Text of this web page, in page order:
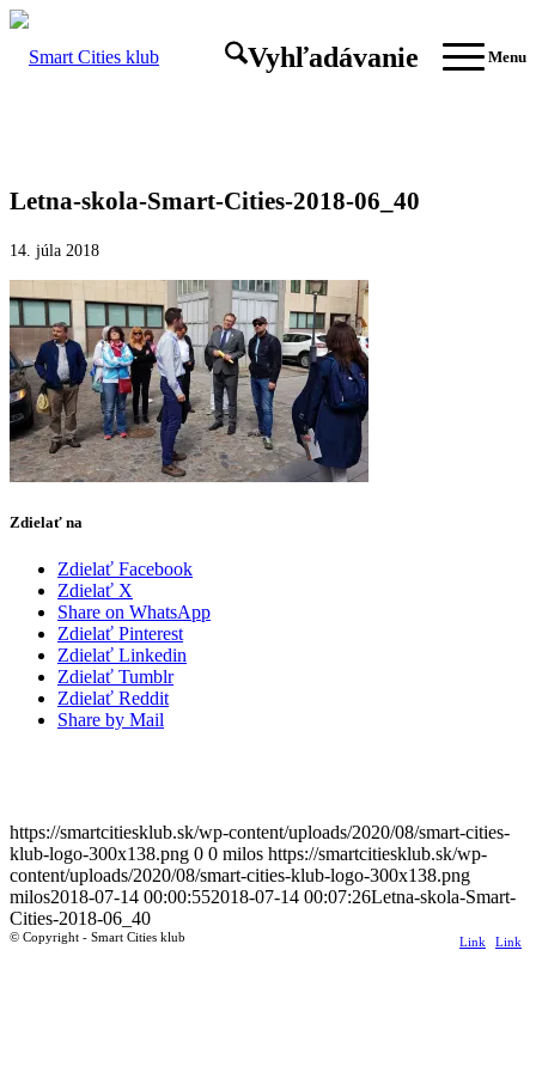
Vyhľadávanie Menu
Letna-skola-Smart-Cities-2018-06_40
14. júla 2018
Zdielať na
Zdielať Facebook
Zdielať X
Share on WhatsApp
Zdielať Pinterest
Zdielať Linkedin
Zdielať Tumblr
Zdielať Reddit
Share by Mail
https://smartcitiesklub.sk/wp-content/uploads/2020/08/smart-cities-
klub-logo-300x138.png 0 0 milos https://smartcitiesklub.sk/wp-
content/uploads/2020/08/smart-cities-klub-logo-300x138.png
milos2018-07-14 00:00:552018-07-14 00:07:26Letna-skola-Smart-
Cities-2018-06_40
© Copyright - Smart Cities klub Link Link